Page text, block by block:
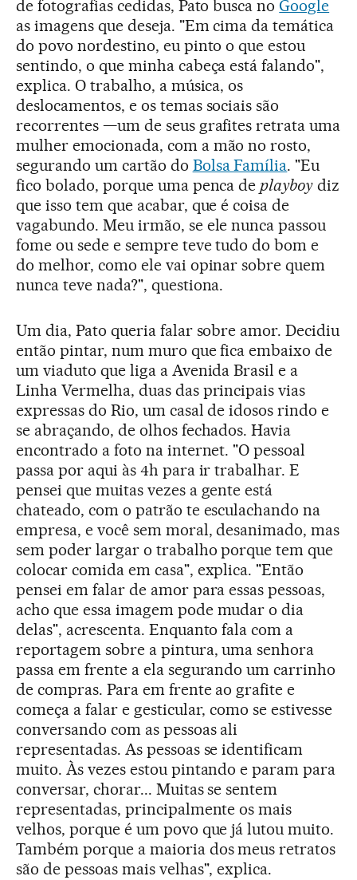
de fotografias cedidas, Pato busca noGoogle
as imagens que deseja. "Em cima da temática
do povo nordestino, eu pinto o que estou
sentindo, o que minha cabeça está falando",
explica. O trabalho, a música, os
deslocamentos, e os temas sociais são
recorrentes —um de seus grafites retrata uma
mulher emocionada, com a mão no rosto,
segurando um cartão do Bolsa Família. "Eu
fico bolado, porque uma penca deplayboy diz
que isso tem que acabar, que é coisa de
vagabundo. Meu irmão, se ele nunca passou
fome ou sede e sempre teve tudo do bom e
do melhor, como ele vai opinar sobre quem
nunca teve nada?", questiona.
Um dia, Pato queria falar sobre amor. Decidiu
então pintar, num muro que fica embaixo de
um viaduto que liga a Avenida Brasil e a
Linha Vermelha, duas das principais vias
expressas do Rio, um casal de idosos rindo e
se abraçando, de olhos fechados. Havia
encontrado a foto na internet. "O pessoal
passa por aqui às 4h para ir trabalhar. E
pensei que muitas vezes a gente está
chateado, com o patrão te esculachando na
empresa, e você sem moral, desanimado, mas
sem poder largar o trabalho porque tem que
colocar comida em casa", explica. "Então
pensei em falar de amor para essas pessoas,
acho que essa imagem pode mudar o dia
delas", acrescenta. Enquanto fala com a
reportagem sobre a pintura, uma senhora
passa em frente a ela segurando um carrinho
de compras. Para em frente ao grafite e
começa a falar e gesticular, como se estivesse
conversando com as pessoas ali
representadas. As pessoas se identificam
muito. Às vezes estou pintando e param para
conversar, chorar... Muitas se sentem
representadas, principalmente os mais
velhos, porque é um povo que já lutou muito.
Também porque a maioria dos meus retratos
são de pessoas mais velhas", explica.